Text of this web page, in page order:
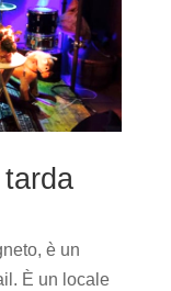
è un
È un locale